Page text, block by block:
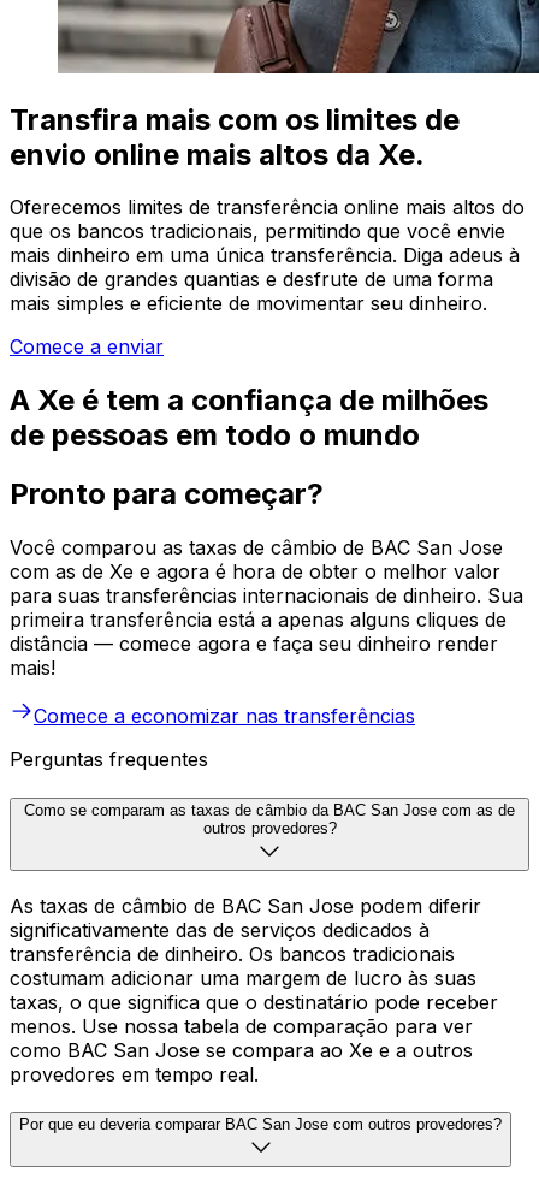
Transfira mais com os limites de
envio online mais altos da Xe.
Oferecemos limites de transferência online mais altos do
que os bancos tradicionais, permitindo que você envie
mais dinheiro em uma única transferência. Diga adeus à
divisão de grandes quantias e desfrute de uma forma
mais simples e eficiente de movimentar seu dinheiro.
Comece a enviar
A Xe é tem a confiança de milhões
de pessoas em todo o mundo
Pronto para começar?
Você comparou as taxas de câmbio de BAC San Jose
com as de Xe e agora é hora de obter o melhor valor
para suas transferências internacionais de dinheiro. Sua
primeira transferência está a apenas alguns cliques de
distância — comece agora e faça seu dinheiro render
mais!
Comece a economizar nas transferências
Perguntas frequentes
Como se comparam as taxas de câmbio da BAC San Jose com as de
outros provedores?
As taxas de câmbio de BAC San Jose podem diferir
significativamente das de serviços dedicados à
transferência de dinheiro. Os bancos tradicionais
costumam adicionar uma margem de lucro às suas
taxas, o que significa que o destinatário pode receber
menos. Use nossa tabela de comparação para ver
como BAC San Jose se compara ao Xe e a outros
provedores em tempo real.
Por que eu deveria comparar BAC San Jose com outros provedores?